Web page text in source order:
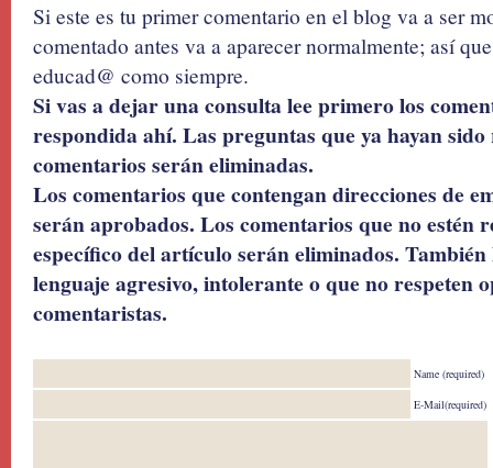
Si este es tu primer comentario en el blog va a ser
comentado antes va a aparecer normalmente; así
educad@ como siempre.
Si vas a dejar una consulta lee primero los
respondida ahí. Las preguntas que ya hayan
comentarios serán eliminadas.
Los comentarios que contengan direcciones de
serán aprobados. Los comentarios que no estén
específico del artículo serán eliminados.
lenguaje agresivo, intolerante o que no respeten
comentaristas.
Name (required)
E-Mail(required)